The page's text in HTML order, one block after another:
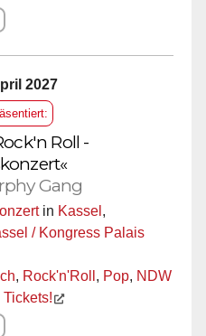
2027
Roll -
Gang
in Kassel ,
/ Kongress Palais
, Rock'n'Roll , Pop, NDW
Tickets!